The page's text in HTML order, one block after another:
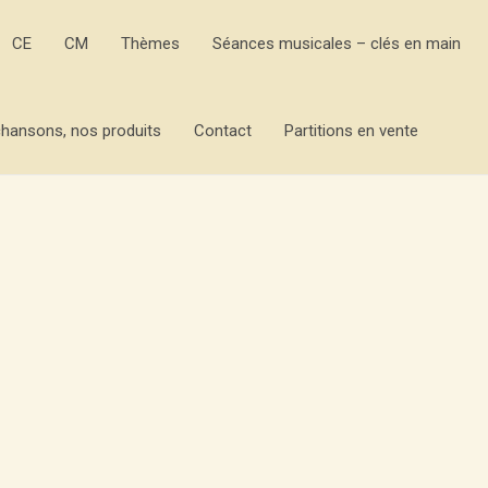
CE CM Thèmes Séances musicales – clés en main
nos produits Contact Partitions en vente